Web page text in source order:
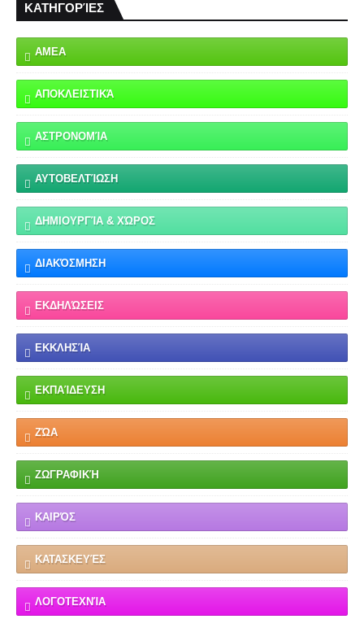
ΚΑΤΗΓΟΡΊΕΣ
ΑΜΕΑ
ΑΠΟΚΛΕΙΣΤΙΚΆ
ΑΣΤΡΟΝΟΜΊΑ
ΑΥΤΟΒΕΛΤΊΩΣΗ
ΔΗΜΙΟΥΡΓΊΑ & ΧΏΡΟΣ
ΔΙΑΚΌΣΜΗΣΗ
ΕΚΔΗΛΏΣΕΙΣ
ΕΚΚΛΗΣΊΑ
ΕΚΠΑΊΔΕΥΣΗ
ΖΏΑ
ΖΩΓΡΑΦΙΚΉ
ΚΑΙΡΌΣ
ΚΑΤΑΣΚΕΥΈΣ
ΛΟΓΟΤΕΧΝΊΑ